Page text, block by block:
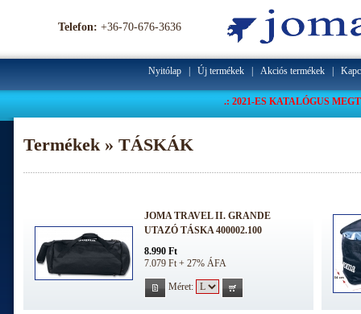
Telefon: +36-70-676-3636
Nyitólap| Új termékek| Akciós termékek|
.: 2021-ES KATALÓGUS
Termékek » TÁSKÁK
JOMA TRAVEL II. GRANDE
UTAZÓ TÁSKA 400002.100
8.990 Ft
7.079 Ft + 27% ÁFA
Méret: